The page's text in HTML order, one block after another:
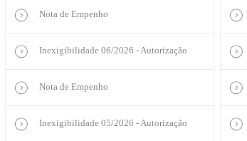
Nota de Empenho
Inexigibilidade 06/2026 - Autorização
Nota de Empenho
Inexigibilidade 05/2026 - Autorização